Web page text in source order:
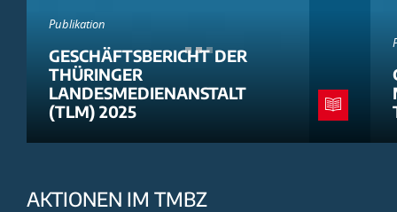
Publikation
GESCHÄFTSBERICHT DER
THÜRINGER
LANDESMEDIENANSTALT
(TLM) 2025
AKTIONEN IM TMBZ